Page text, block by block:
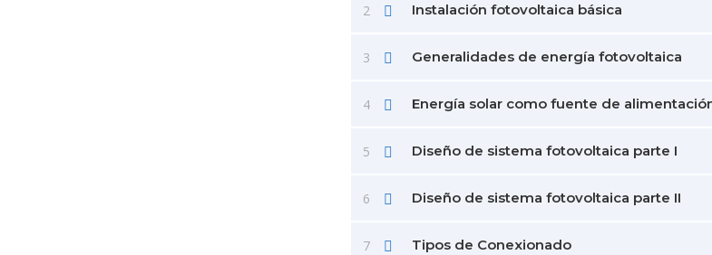
2 Instalación fotovoltaica básica
3 Generalidades de energía fotovoltaica
4 Energía solar como fuente de
5 Diseño de sistema fotovoltaica parte I
6 Diseño de sistema fotovoltaica parte II
7 Tipos de Conexionado